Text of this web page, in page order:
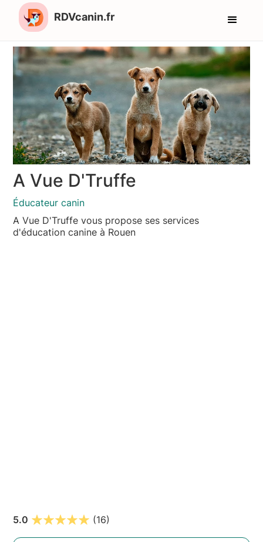
RDVcanin.fr
A Vue D'Truffe
Éducateur canin
A Vue D'Truffe vous propose ses services
d'éducation canine à Rouen
5.0 (16)